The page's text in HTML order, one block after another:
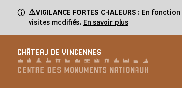
⚠️VIGILANCE FORTES CHALEURS : En
visites modifiés. En savoir plus
CHÂTEAU DE VINCENNES